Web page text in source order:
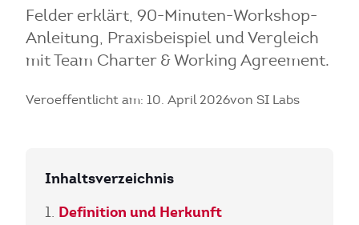
Felder erklärt, 90-Minuten-Workshop-
Anleitung, Praxisbeispiel und Vergleich
mit Team Charter & Working Agreement.
Veroeffentlicht am: 10. April 2026von SI Labs
Inhaltsverzeichnis
Definition und Herkunft